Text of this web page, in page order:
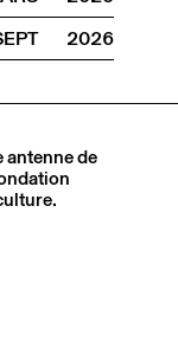
2026
antenne de